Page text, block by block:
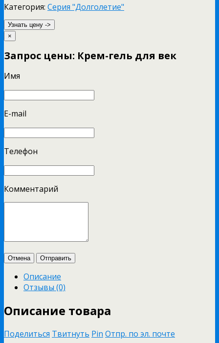
Категория: Серия "Долголетие"
Узнать цену ->
×
Запрос цены: Крем-гель для век
Имя
E-mail
Телефон
Комментарий
Отмена Отправить
Описание
Отзывы (0)
Описание товара
Поделиться Твитнуть Pin Отпр. по эл. почте